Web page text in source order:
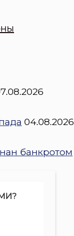
04.08.2026
банкротом